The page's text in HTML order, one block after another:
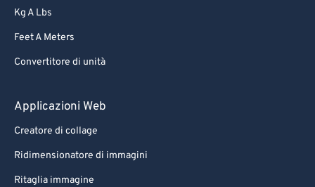
Kg A Lbs
Feet A Meters
Convertitore di unità
Applicazioni Web
Creatore di collage
Ridimensionatore di immagini
Ritaglia immagine